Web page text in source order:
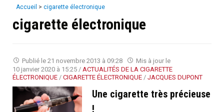
Accueil > cigarette électronique
cigarette électronique
Publié le 21 novembre 2013 à 09:28
Mis à jour le
10 janvier 2020 à 15:25 / ACTUALITÉS DE LA CIGARETTE
ÉLECTRONIQUE / CIGARETTE ÉLECTRONIQUE / JACQUES DUPONT
Une cigarette très précieuse
!